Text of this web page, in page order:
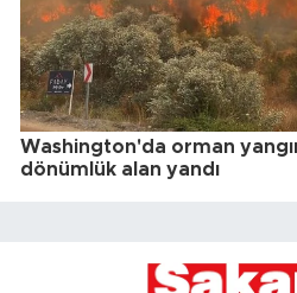
Washington'da orman
dönümlük alan yandı